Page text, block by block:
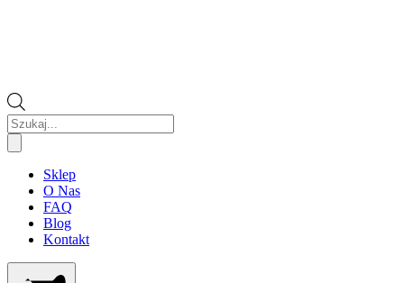
Wyszukiwarka
produktów
Sklep
O Nas
FAQ
Blog
Kontakt